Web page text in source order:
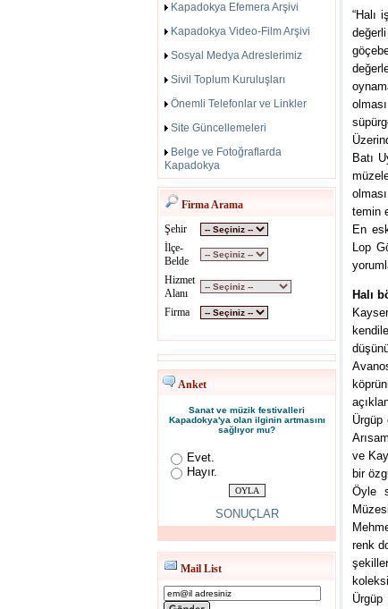
Kapadokya Efemera Arşivi
Kapadokya Video-Film Arşivi
Sosyal Medya Adreslerimiz
Sivil Toplum Kuruluşları
Önemli Telefonlar ve Linkler
Site Güncellemeleri
Belge ve Fotoğraflarda
Kapadokya
Firma Arama
Şehir
İlçe-
Belde
Hizmet
Alanı
Firma
Anket
Sanat ve müzik festivalleri
Kapadokya'ya olan ilginin artmasını
sağlıyor mu?
Evet.
Hayır.
SONUÇLAR
Mail List
“Halı
Batı
temin
En
Lop
Halı
Ürgüp
ve
bir
Öyle
renk